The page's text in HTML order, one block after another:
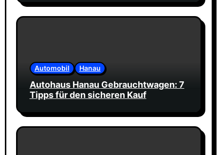
Automobil Hanau
Autohaus Hanau Gebrauchtwagen: 7
Tipps für den sicheren Kauf